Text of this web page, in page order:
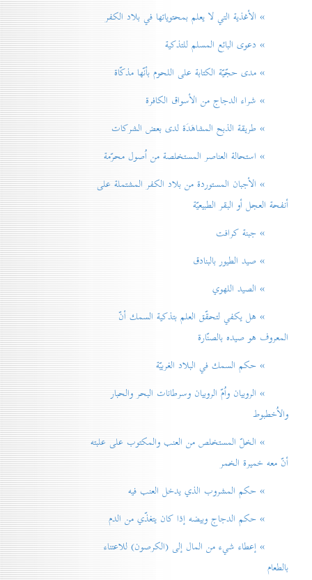
» الأغذية التي لا يعلم بمحتوياتها في بلاد الكفر
» دعوی البائع المسلم للتذكية
» مدی حجّيّة الكتابة على اللحوم بأنّها مذكّاة
» شراء الدجاج من الأسواق الكافرة
» طريقة الذبح المشاهَدَة لدی بعض الشركات
» استحالة العناصر المستخلصة من اُصول محرّمة
» الأجبان المستوردة من بلاد الكفر المشتملة على
أنفحة العجل أو البقر الطبيعيّة
» جبنة كرافت
» صيد الطيور بالبنادق
» الصيد اللهوي
» هل يكفي لتحقّق العلم بتذكية السمك أنّ
المعروف هو صيده بالصنّارة
» حكم السمك في البلاد الغربيّة
» الروبيان واُمّ الروبيان وسرطانات البحر والحبار
والاُخطبوط
» الخلّ المستخلص من العنب والمكتوب على علبته
أنّ معه خميرة الخمر
» حكم المشروب الذي يدخل العنب فيه
» حكم الدجاج وبيضه إذا كان يتغذّي من الدم
» إعطاء شيء من المال إلی (الكرصون) للاعتناء
بالطعام